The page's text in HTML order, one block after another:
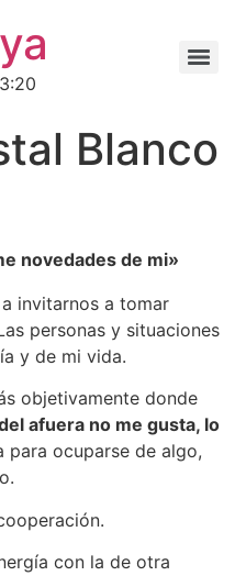
Blanco
novedades de mi»
invitarnos a tomar
personas y situaciones
y de mi vida.
objetivamente donde
afuera no me gusta, lo
para ocuparse de algo,
con la de otra